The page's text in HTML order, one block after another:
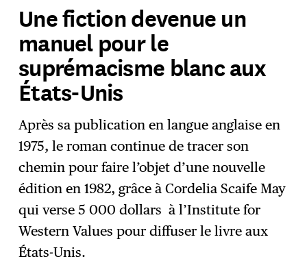
Une fiction devenue un
manuel pour le
suprémacisme blanc aux
États-Unis
Après sa publication en langue anglaise en
1975, le roman continue de tracer son
chemin pour faire l’objet d’une nouvelle
édition en 1982, grâce à Cordelia Scaife May
qui verse 5 000 dollars à l’Institute for
Western Values pour diffuser le livre aux
États-Unis.